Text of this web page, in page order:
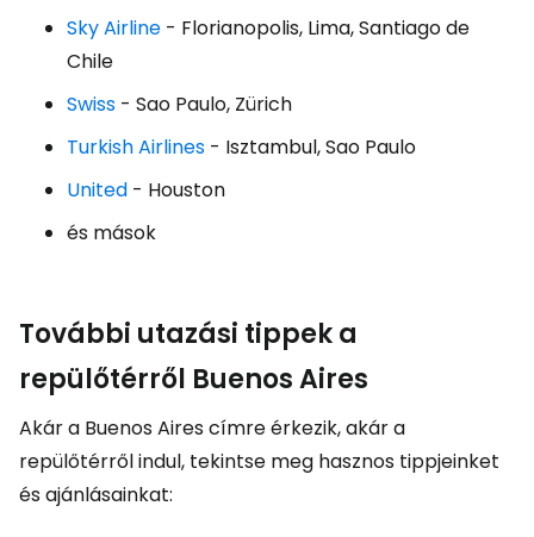
Sky Airline - Florianopolis, Lima, Santiago de
Chile
Swiss - Sao Paulo, Zürich
Turkish Airlines - Isztambul, Sao Paulo
United - Houston
és mások
További utazási tippek a
repülőtérről Buenos Aires
Akár a Buenos Aires címre érkezik, akár a
repülőtérről indul, tekintse meg hasznos tippjeinket
és ajánlásainkat: